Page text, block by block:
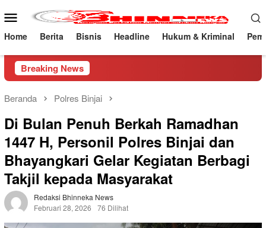
ke
konten
Menu
Mobile
Home Berita Bisnis Headline Hukum & Kriminal
Breaking News
Beranda Polres Binjai
Di Bulan Penuh Berkah Ramadhan
1447 H, Personil Polres Binjai dan
Bhayangkari Gelar Kegiatan Berbagi
Takjil kepada Masyarakat
Redaksi Bhinneka News
Februari 28, 2026
76 Dilihat